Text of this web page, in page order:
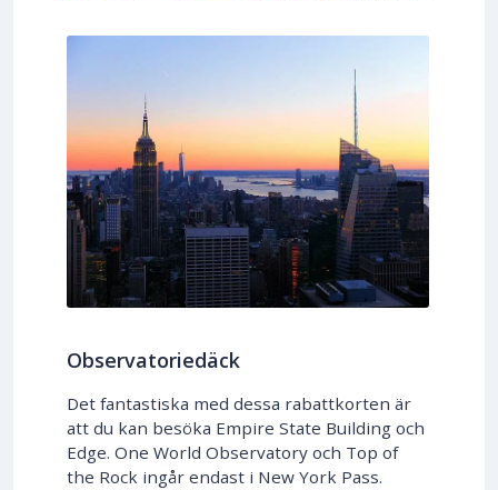
Observatoriedäck
Det fantastiska med dessa rabattkorten är
att du kan besöka Empire State Building och
Edge. One World Observatory och Top of
the Rock ingår endast i New York Pass.